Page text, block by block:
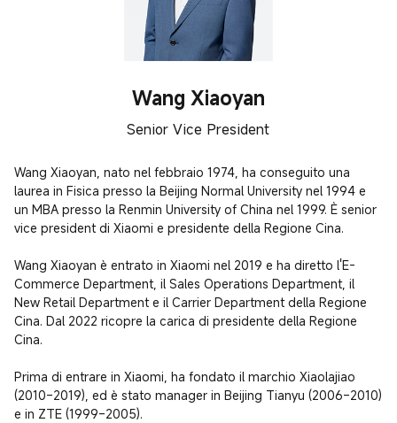
Wang Xiaoyan
Senior Vice President
Wang Xiaoyan, nato nel febbraio 1974, ha conseguito una
laurea in Fisica presso la Beijing Normal University nel 1994 e
un MBA presso la Renmin University of China nel 1999. È senior
vice president di Xiaomi e presidente della Regione Cina.
Wang Xiaoyan è entrato in Xiaomi nel 2019 e ha diretto l'E-
Commerce Department, il Sales Operations Department, il
New Retail Department e il Carrier Department della Regione
Cina. Dal 2022 ricopre la carica di presidente della Regione
Cina.
Prima di entrare in Xiaomi, ha fondato il marchio Xiaolajiao
(2010–2019), ed è stato manager in Beijing Tianyu (2006–2010)
e in ZTE (1999–2005).